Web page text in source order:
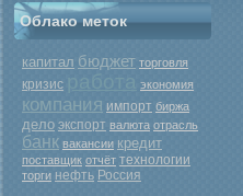
Облако меток
капитал бюджет торговля
кризис экономия
компания импорт биржа
дело экспорт валюта отрасль
банк вакансии кредит
поставщик отчёт технологии
торги нефть Россия